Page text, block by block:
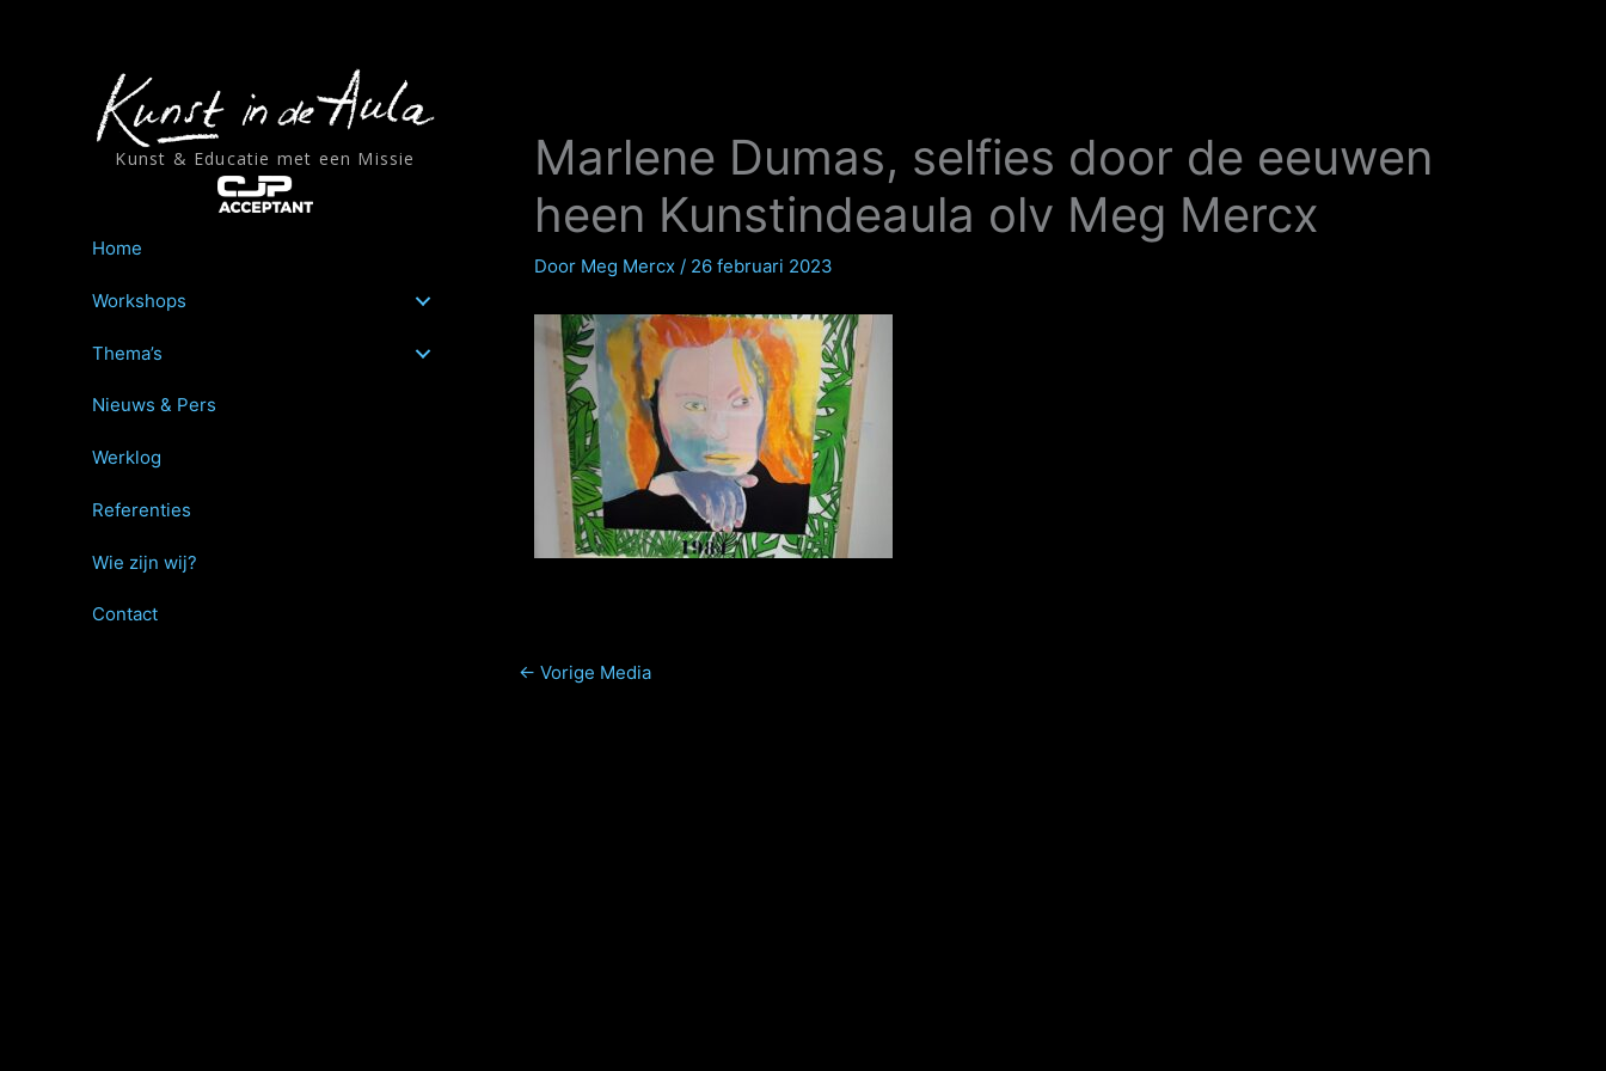
Kunst & Educatie met een Missie
Home
Workshops
Thema’s
Nieuws & Pers
Werklog
Referenties
Wie zijn wij?
Contact
Marlene Dumas, selfies door de eeuwen
heen Kunstindeaula olv Meg Mercx
Door Meg Mercx / 26 februari 2023
← Vorige Media